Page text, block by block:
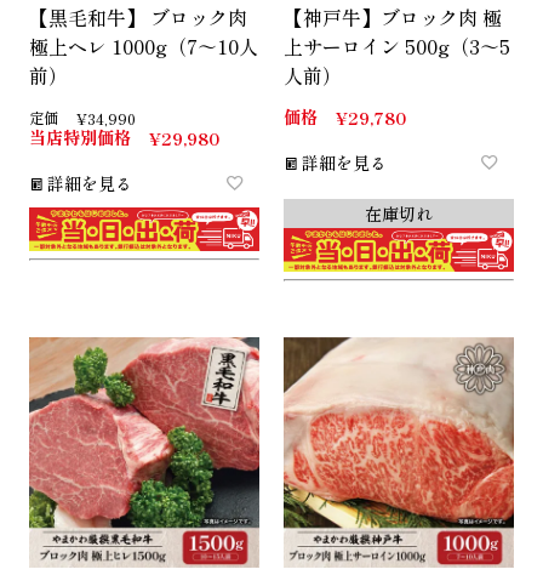
【黒毛和牛】 ブロック肉
極上ヘレ 1000g（7～10人
前）
定価 ¥34,990
当店特別価格 ¥29,980
詳細を見る
【神戸牛】ブロック肉 極
上サーロイン 500g（3～5
人前）
価格 ¥29,780
詳細を見る
在庫切れ